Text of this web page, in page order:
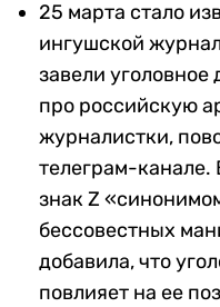
25 марта стало
ингушской
завели уголовное
про российскую
журналистки,
телеграм-канале.
знак Z
бессовестных
добавила, что
повлияет на ее